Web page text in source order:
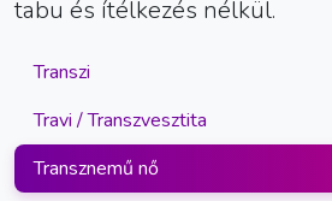
tabu és ítélkezés nélkül.
Transzi
Travi / Transzvesztita
Transznemű nő